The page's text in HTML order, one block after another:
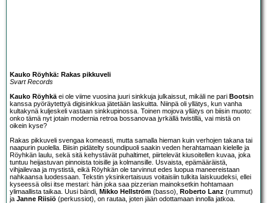
Kauko Röyhkä: Rakas pikkuveli
Svart Records
Kauko Röyhkä ei ole viime vuosina juuri sinkkuja julkaissut, mikäli ne pari Bootsin
kanssa pyöräytettyä digisinkkua jätetään laskuitta. Niinpä oli yllätys, kun vanha
kultakynä kuljeskeli vastaan sinkkupinossa. Toinen mojova yllätys on biisin muoto:
onko tämä nyt jotain modernia retroa bossanovaa jyrkällä twistillä, vai mistä on
oikein kyse?
Rakas pikkuveli svengaa komeasti, mutta samalla hieman kuin verhojen takana tai
naapurin puolella. Biisin pidätelty soundipuoli saakin veden herahtamaan kielelle ja
Röyhkän laulu, sekä sitä kehystävät puhaltimet, piirtelevät kiusoitellen kuvaa, joka
tuntuu heijastuvan pinnoista toisille ja kolmansille. Usvaista, epämääräistä,
vihjailevaa ja mystistä, eikä Röyhkän ole tarvinnut edes luopua maneereistaan
nahkaansa luodessaan. Tekstin yksinkertaisuus voitaisiin tulkita laiskuudeksi, ellei
kyseessä olisi itse mestari: hän joka saa pizzerian mainoksetkin hohtamaan
ylimaallista taikaa. Uusi bändi, Mikko Hellström (basso), Roberto Lanz (rummut)
ja Janne Riisiö (perkussiot), on rautaa, joten jään odottamaan innolla jatkoa.